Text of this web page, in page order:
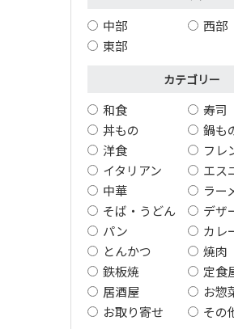
中部
西部
東部
カテゴリー
和食
寿司
丼もの
鍋も
洋食
フレ
イタリアン
エス
中華
ラー
そば・うどん
デザ
パン
カレ
とんかつ
焼肉
鉄板焼
定食
居酒屋
お惣
お取り寄せ
その